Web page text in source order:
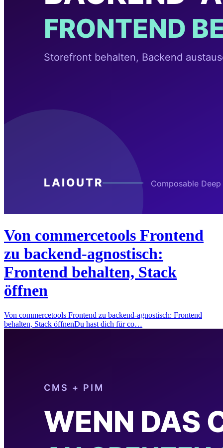
Von commercetools Frontend
zu backend-agnostisch:
Frontend behalten, Stack
öffnen
Von commercetools Frontend zu backend-agnostisch: Frontend
behalten, Stack öffnenDu hast dich für co…